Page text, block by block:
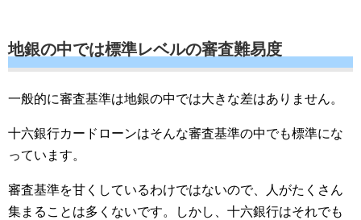
地銀の中では標準レベルの審査難易度
一般的に審査基準は地銀の中では大きな差はありません。
十六銀行カードローンはそんな審査基準の中でも標準にな
っています。
審査基準を甘くしているわけではないので、人がたくさん
集まることは多くないです。しかし、十六銀行はそれでも